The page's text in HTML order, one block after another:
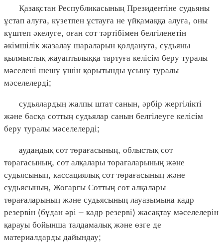
Қазақстан Республикасының Президентіне судьяны
ұстап алуға, күзетпен ұстауға не үйқамаққа алуға, оны
күштеп әкелуге, оған сот тәртібімен белгіленетін
әкімшілік жазалау шараларын қолдануға, судьяны
қылмыстық жауаптылыққа тартуға келісім беру туралы
мәселені шешу үшін қорытынды ұсыну туралы
мәселелерді;
судьялардың жалпы штат санын, әрбір жергілікті
және басқа соттың судьялар санын белгілеуге келісім
беру туралы мәселелерді;
аудандық сот төрағасының, облыстық сот
төрағасының, сот алқалары төрағаларының және
судьясының, кассациялық сот төрағасының және
судьясының, Жоғарғы Соттың сот алқалары
төрағаларының және судьясының лауазымына кадр
резервін (бұдан әрі – кадр резерві) жасақтау мәселелерін
қарауы бойынша талдамалық және өзге де
материалдарды дайындау;